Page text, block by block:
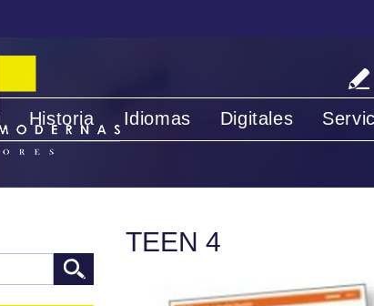
Historia Idiomas Digitales
TEEN 4